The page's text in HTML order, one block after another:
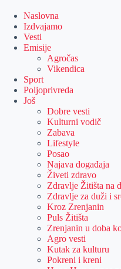
content
Naslovna
Izdvajamo
Vesti
Emisije
Agročas
Vikendica
Sport
Poljoprivreda
Još
Dobre vesti
Kulturni vodič
Zabava
Lifestyle
Posao
Najava događaja
Živeti zdravo
Zdravlje Žitišta na
Zdravlje za duži i
Kroz Zrenjanin
Puls Žitišta
Zrenjanin u doba
Agro vesti
Kutak za kulturu
Pokreni i kreni